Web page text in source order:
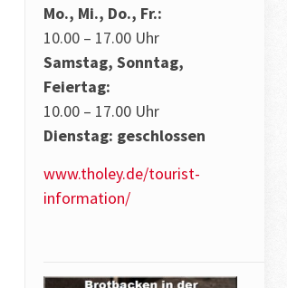
Mo., Mi., Do., Fr.:
10.00 – 17.00 Uhr
Samstag, Sonntag,
Feiertag:
10.00 – 17.00 Uhr
Dienstag: geschlossen
www.tholey.de/tourist-
information/